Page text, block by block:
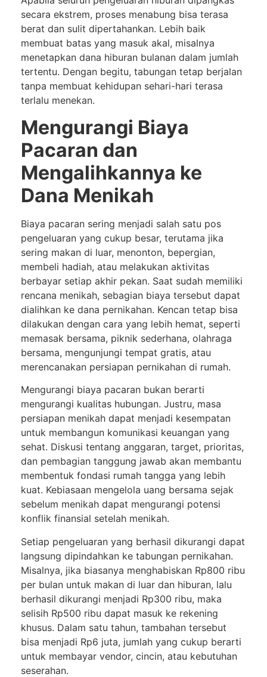
secara ekstrem, proses menabung bisa terasa
berat dan sulit dipertahankan. Lebih baik
membuat batas yang masuk akal, misalnya
menetapkan dana hiburan bulanan dalam jumlah
tertentu. Dengan begitu, tabungan tetap berjalan
tanpa membuat kehidupan sehari-hari terasa
terlalu menekan.
Mengurangi Biaya
Pacaran dan
Mengalihkannya ke
Dana Menikah
Biaya pacaran sering menjadi salah satu pos
pengeluaran yang cukup besar, terutama jika
sering makan di luar, menonton, bepergian,
membeli hadiah, atau melakukan aktivitas
berbayar setiap akhir pekan. Saat sudah memiliki
rencana menikah, sebagian biaya tersebut dapat
dialihkan ke dana pernikahan. Kencan tetap bisa
dilakukan dengan cara yang lebih hemat, seperti
memasak bersama, piknik sederhana, olahraga
bersama, mengunjungi tempat gratis, atau
merencanakan persiapan pernikahan di rumah.
Mengurangi biaya pacaran bukan berarti
mengurangi kualitas hubungan. Justru, masa
persiapan menikah dapat menjadi kesempatan
untuk membangun komunikasi keuangan yang
sehat. Diskusi tentang anggaran, target, prioritas,
dan pembagian tanggung jawab akan membantu
membentuk fondasi rumah tangga yang lebih
kuat. Kebiasaan mengelola uang bersama sejak
sebelum menikah dapat mengurangi potensi
konflik finansial setelah menikah.
Setiap pengeluaran yang berhasil dikurangi dapat
langsung dipindahkan ke tabungan pernikahan.
Misalnya, jika biasanya menghabiskan Rp800 ribu
per bulan untuk makan di luar dan hiburan, lalu
berhasil dikurangi menjadi Rp300 ribu, maka
selisih Rp500 ribu dapat masuk ke rekening
khusus. Dalam satu tahun, tambahan tersebut
bisa menjadi Rp6 juta, jumlah yang cukup berarti
untuk membayar vendor, cincin, atau kebutuhan
seserahan.